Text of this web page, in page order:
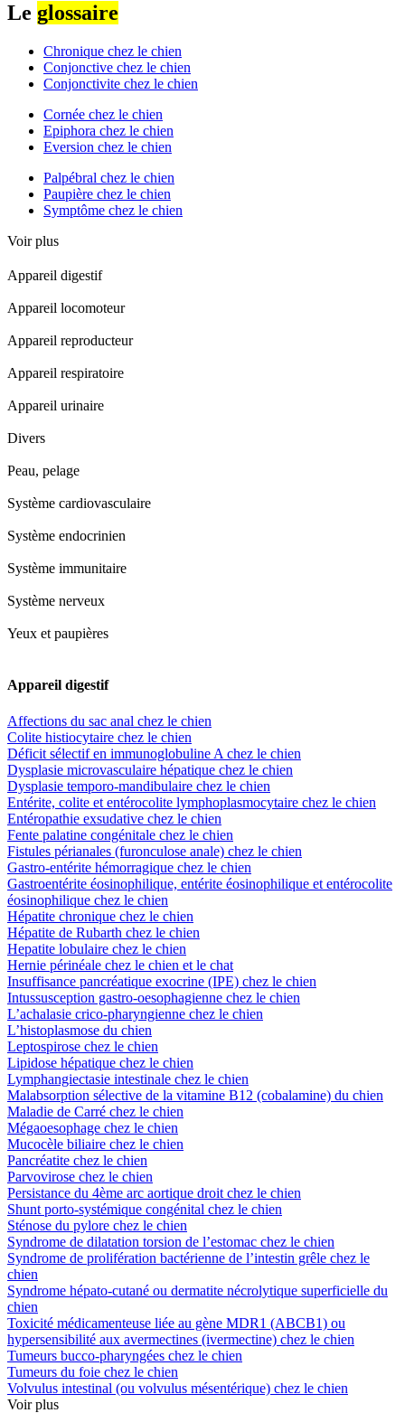
Le glossaire
Chronique chez le chien
Conjonctive chez le chien
Conjonctivite chez le chien
Cornée chez le chien
Epiphora chez le chien
Eversion chez le chien
Palpébral chez le chien
Paupière chez le chien
Symptôme chez le chien
Voir plus
Appareil digestif
Appareil locomoteur
Appareil reproducteur
Appareil respiratoire
Appareil urinaire
Divers
Peau, pelage
Système cardiovasculaire
Système endocrinien
Système immunitaire
Système nerveux
Yeux et paupières
Appareil digestif
Affections du sac anal chez le chien
Colite histiocytaire chez le chien
Déficit sélectif en immunoglobuline A chez le chien
Dysplasie microvasculaire hépatique chez le chien
Dysplasie temporo-mandibulaire chez le chien
Entérite, colite et entérocolite lymphoplasmocytaire chez le chien
Entéropathie exsudative chez le chien
Fente palatine congénitale chez le chien
Fistules périanales (furonculose anale) chez le chien
Gastro-entérite hémorragique chez le chien
Gastroentérite éosinophilique, entérite éosinophilique et entérocolite
éosinophilique chez le chien
Hépatite chronique chez le chien
Hépatite de Rubarth chez le chien
Hepatite lobulaire chez le chien
Hernie périnéale chez le chien et le chat
Insuffisance pancréatique exocrine (IPE) chez le chien
Intussusception gastro-oesophagienne chez le chien
L’achalasie crico-pharyngienne chez le chien
L’histoplasmose du chien
Leptospirose chez le chien
Lipidose hépatique chez le chien
Lymphangiectasie intestinale chez le chien
Malabsorption sélective de la vitamine B12 (cobalamine) du chien
Maladie de Carré chez le chien
Mégaoesophage chez le chien
Mucocèle biliaire chez le chien
Pancréatite chez le chien
Parvovirose chez le chien
Persistance du 4ème arc aortique droit chez le chien
Shunt porto-systémique congénital chez le chien
Sténose du pylore chez le chien
Syndrome de dilatation torsion de l’estomac chez le chien
Syndrome de prolifération bactérienne de l’intestin grêle chez le
chien
Syndrome hépato-cutané ou dermatite nécrolytique superficielle du
chien
Toxicité médicamenteuse liée au gène MDR1 (ABCB1) ou
hypersensibilité aux avermectines (ivermectine) chez le chien
Tumeurs bucco-pharyngées chez le chien
Tumeurs du foie chez le chien
Volvulus intestinal (ou volvulus mésentérique) chez le chien
Voir plus